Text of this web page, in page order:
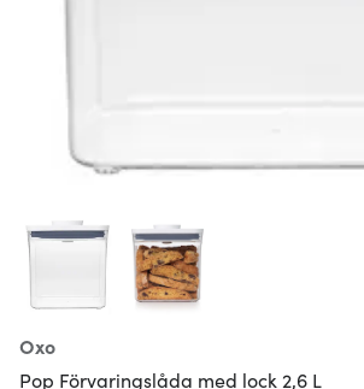
Oxo
Pop Förvaringslåda med lock 2,6 L